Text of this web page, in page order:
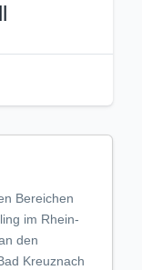
Bereichen
im Rhein-
den
Kreuznach